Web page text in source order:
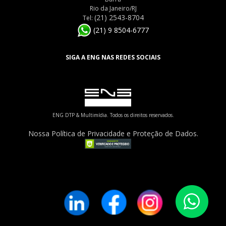
Rio da Janeiro/RJ
Tel: (21) 2543-8704
(21) 9 8504-6777
SIGA A ENG NAS REDES SOCIAIS
ENG DTP & Multimídia. Todos os direitos reservados.
Nossa Política de Privacidade e Proteção de Dados.